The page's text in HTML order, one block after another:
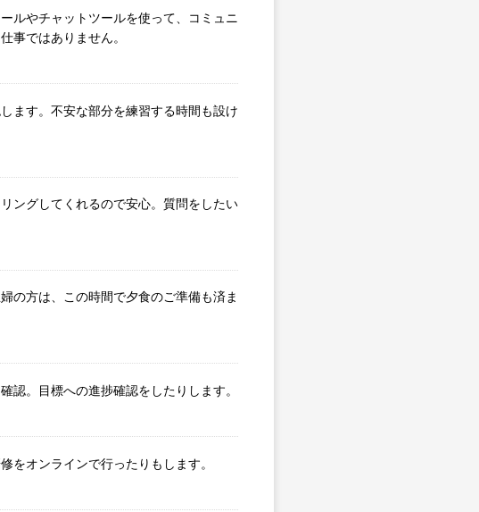
ルやチャットツールを使って、コミュニ
事ではありません。
ます。不安な部分を練習する時間も設け
ングしてくれるので安心。質問をしたい
の方は、この時間で夕食のご準備も済ま
認。目標への進捗確認をしたりします。
をオンラインで行ったりもします。